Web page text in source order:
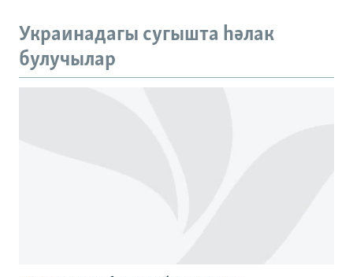
Украинадагы сугышта һәлак
булучылар